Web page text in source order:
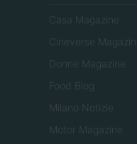
Casa Magazine
Cineverse Magazine
Donne Magazine
Food Blog
Milano Notizie
Motor Magazine